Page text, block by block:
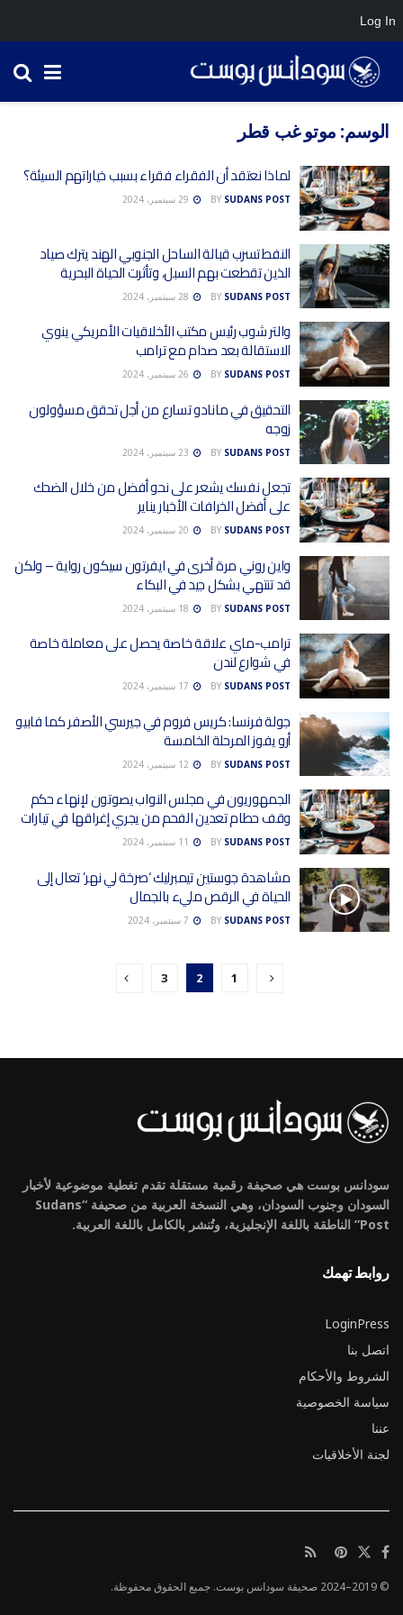
الوسم: موتو غب قطر
لماذا نعتقد أن الفقراء فقراء بسبب خياراتهم السيئة؟
BY SUDANS POST
النفط تسرب قبالة الساحل الجنوبي الهند يترك صياد
الذين تقطعت بهم السبل، وتأثرت الحياة البحرية
BY SUDANS POST
والتر شوب رئيس مكتب الأخلاقيات الأمريكي ينوي
الاستقالة بعد صدام مع ترامب
BY SUDANS POST
التحقيق في مانادو تسارع من أجل تحقق مسؤولون
زوجه
BY SUDANS POST
تجعل نفسك يشعر على نحو أفضل من خلال الضحك
على أفضل الخرافات الأخبار يناير
BY SUDANS POST
واين روني مرة أخرى في ايفرتون سيكون رواية – ولكن
قد تنتهي بشكل جيد في البكاء
BY SUDANS POST
ترامب-ماي علاقة خاصة يحصل على معاملة خاصة
في شوارع لندن
BY SUDANS POST
جولة فرنسا: كريس فروم في جيرسي الأصفر كما فابيو
أرو يفوز المرحلة الخامسة
BY SUDANS POST
الجمهوريون في مجلس النواب يصوتون لإنهاء حكم
وقف حطام تعدين الفحم من يجري إغراقها في تيارات
BY SUDANS POST
مشاهدة جوستين تيمبرليك ‘صرخة لي نهر’ تعال إلى
الحياة في الرقص مليء بالجمال
BY SUDANS POST
1
2
3
سودانس بوست هي صحيفة رقمية مستقلة تقدم تغطية موضوعية لأخبار
السودان وجنوب السودان، وهي النسخة العربية من صحيفة “Sudans
Post” الناطقة باللغة الإنجليزية، وتُنشر بالكامل باللغة العربية.
روابط تهمك
LoginPress
اتصل بنا
الشروط والأحكام
سياسة الخصوصية
عننا
لجنة الأخلاقيات
© 2019–2024 صحيفة سودانس بوست. جميع الحقوق محفوظة.
Log In